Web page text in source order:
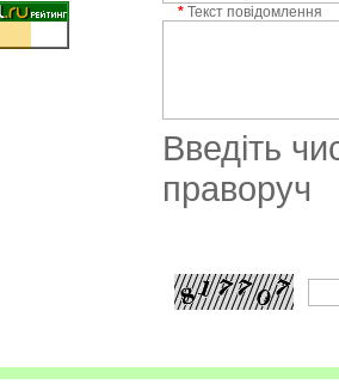
* Текст повідомлення
Введіть
праворуч